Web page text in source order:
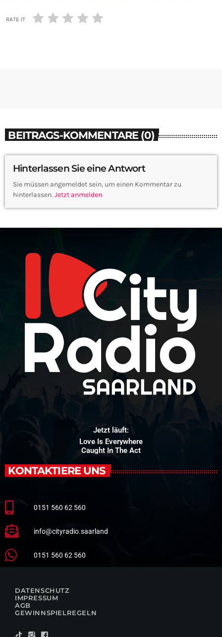
RATE IT
BEITRAGS-KOMMENTARE (0)
Hinterlassen Sie eine Antwort
Sie müssen angemeldet sein, um einen Kommentar zu
hinterlassen. Jetzt anmelden
Jetzt läuft:
Love Is Everywhere
Caught In The Act
KONTAKTIERE UNS
0151 560 62 560
info@cityradio.saarland
0151 560 62 560
DATENSCHUTZ
IMPRESSUM
AGB
GEWINNSPIELREGELN